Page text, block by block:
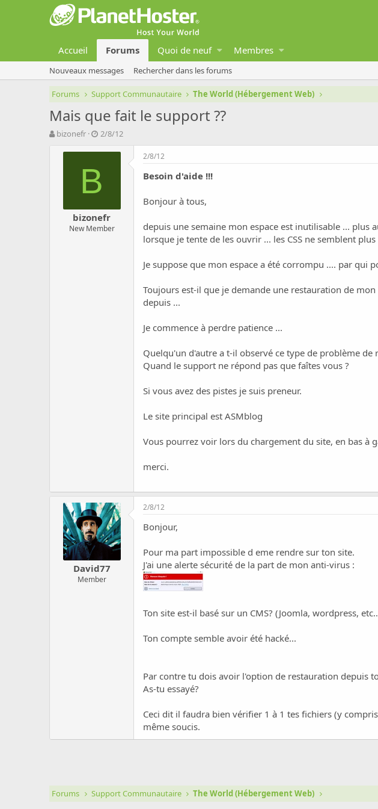
Accueil Forums Quoi de neuf Membres
Nouveaux messages Rechercher dans les forums
Forums Support Communautaire The World (Hébergement Web)
Mais que fait le support ??
A
bizonefr
D
t
d
e
é
b
u
2/8/12
B
bizonefr
New Member
2/8/12
Besoin d'aide !!!
Bonjour à tous,
depuis une semaine mon espace est inutilisable ... plus
lorsque je tente de les ouvrir ... les CSS ne semblent
Je suppose que mon espace a été corrompu .... par qui
Toujours est-il que je demande une restauration de
depuis ...
Je commence à perdre patience ...
Quelqu'un d'autre a t-il observé ce type de problème de
Quand le support ne répond pas que faîtes vous ?
Si vous avez des pistes je suis preneur.
Le site principal est ASMblog
Vous pourrez voir lors du chargement du site, en bas à
merci.
David77
Member
2/8/12
Bonjour,
Pour ma part impossible d eme rendre sur ton site.
J'ai une alerte sécurité de la part de mon anti-virus :
Ton site est-il basé sur un CMS? (Joomla, wordpress,
Ton compte semble avoir été hacké...
Par contre tu dois avoir l'option de restauration depuis
As-tu essayé?
Ceci dit il faudra bien vérifier 1 à 1 tes fichiers (y
même soucis.
Forums Support Communautaire The World (Hébergement Web)